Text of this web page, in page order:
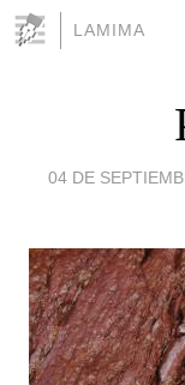
LAMIMA
04 DE